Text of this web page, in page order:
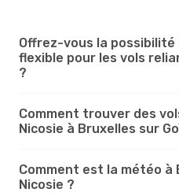
Offrez-vous la
flexible pour les vols
?
Comment trouver des
Nicosie à Bruxelles sur
Comment est la météo à
Nicosie ?